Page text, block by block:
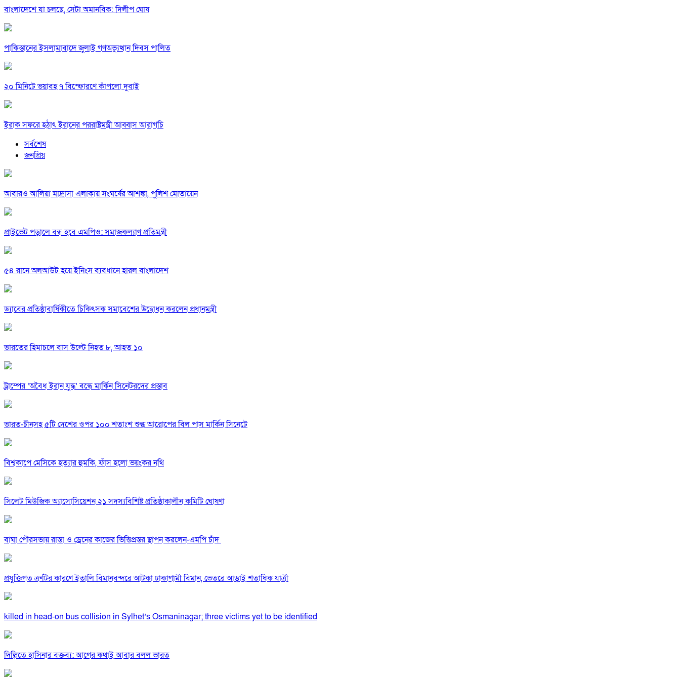
বাংলাদেশে যা চলছে, সেটা অমানবিক: দিলীপ ঘোষ
পাকিস্তানের ইসলামাবাদে জুলাই গণঅভ্যুত্থান দিবস পালিত
২০ মিনিটে ভয়াবহ ৭ বিস্ফোরণে কাঁপলো দুবাই
ইরাক সফরে হঠাৎ ইরানের পররাষ্ট্রমন্ত্রী আব্বাস আরাগচি
সর্বশেষ
জনপ্রিয়
আবারও আলিয়া মাদ্রাসা এলাকায় সংঘর্ষের আশঙ্কা, পুলিশ মোতায়েন
প্রাইভেট পড়ালে বন্ধ হবে এমপিও: সমাজকল্যাণ প্রতিমন্ত্রী
৫৪ রানে অলআউট হয়ে ইনিংস ব্যবধানে হারল বাংলাদেশ
ড্যাবের প্রতিষ্ঠাবার্ষিকীতে চিকিৎসক সমাবেশের উদ্বোধন করলেন প্রধানমন্ত্রী
ভারতের হিমাচলে বাস উল্টে নিহত ৮, আহত ১০
ট্রাম্পের ‘অবৈধ ইরান যুদ্ধ’ বন্ধে মার্কিন সিনেটরদের প্রস্তাব
ভারত-চীনসহ ৫টি দেশের ওপর ১০০ শতাংশ শুল্ক আরোপের বিল পাস মার্কিন সিনেটে
বিশ্বকাপে মেসিকে হত্যার হুমকি, ফাঁস হলো ভয়ংকর নথি
সিলেট মিউজিক অ্যাসোসিয়েশন ২১ সদস্যবিশিষ্ট প্রতিষ্ঠাকালীন কমিটি ঘোষণা
বাঘা পৌরসভায় রাস্তা ও ড্রেনের কাজের ভিত্তিপ্রস্তর স্থাপন করলেন-এমপি চাঁদ
প্রযুক্তিগত ত্রুটির কারণে ইতালি বিমানবন্দরে আটকা ঢাকাগামী বিমান, ভেতরে আড়াই শতাধিক যাত্রী
killed in head-on bus collision in Sylhet’s Osmaninagar; three victims yet to be identified
দিল্লিতে হাসিনার বক্তব্য: আগের কথাই আবার বলল ভারত